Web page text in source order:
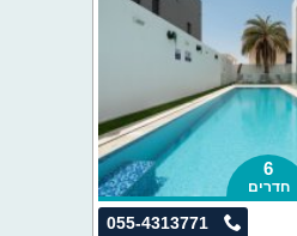
6
חדרים
055-4313771